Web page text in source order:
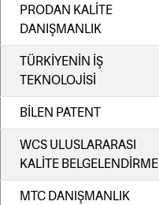
PRODAN KALİTE
DANIŞMANLIK
TÜRKİYENİN İŞ
TEKNOLOJİSİ
BİLEN PATENT
WCS ULUSLARARASI
KALİTE BELGELENDİRME
MTC DANIŞMANLIK